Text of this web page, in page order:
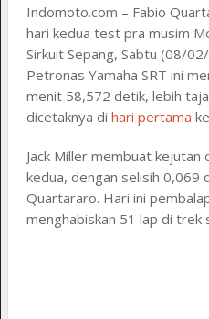
Indomoto.com – Fabio
hari kedua test pra musim
Sirkuit Sepang, Sabtu (08/
Petronas Yamaha SRT ini
menit 58,572 detik, lebih
dicetaknya di hari pertama
Jack Miller membuat
kedua, dengan selisih 0,069
Quartararo. Hari ini
menghabiskan 51 lap di trek